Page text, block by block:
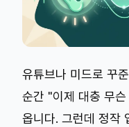
유튜브나 미드로 꾸
순간 "이제 대충 무슨
옵니다. 그런데 정작